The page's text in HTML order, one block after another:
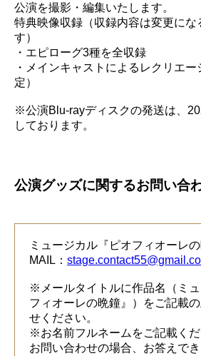
公演を撮影・編集いたします。
特典映像収録（収録内容は変更にな
す）
・エピローグ3種を全収録
・メインキャストによるレクリエ
定）
※公演Blu-rayディスクの発送は、
しております。
公演グッズに関するお問い合
ミュージカル『ピオフィオーレ
MAIL：
※メールタイトルに作品名（ミ
フィオーレの晩鐘』）をご記載
せください。
※お名前フルネームをご記載く
お問い合わせの場合、お答えで